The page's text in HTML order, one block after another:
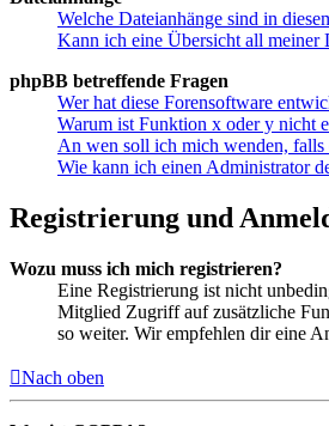
Welche Dateianhänge sind in
Kann ich eine Übersicht all meiner
phpBB betreffende Fragen
Wer hat diese Forensoftware
Warum ist Funktion x oder y nicht
An wen soll ich mich wenden, falls
Wie kann ich einen Administrator
Registrierung und
Wozu muss ich mich registrieren?
Eine Registrierung ist nicht
Mitglied Zugriff auf zusätzliche
so weiter. Wir empfehlen dir eine
Nach oben